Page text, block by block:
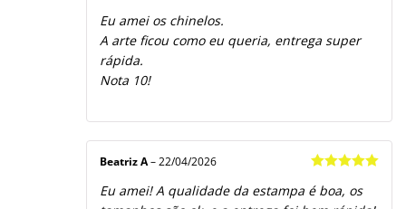
Eu amei os chinelos.
A arte ficou como eu queria, entrega super
rápida.
Nota 10!
de 5
Beatriz A– 22/04/2026
Eu amei! A qualidade da estampa é boa, os